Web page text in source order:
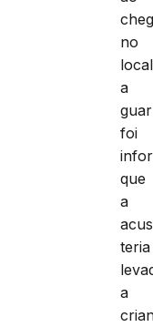
no
a
foi
que
a
teria
a